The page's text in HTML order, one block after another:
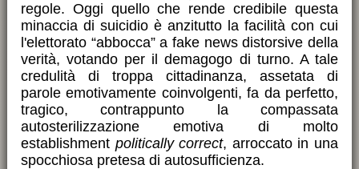
regole. Oggi quello che rende credibile questa
minaccia di suicidio è anzitutto la facilità con cui
l'elettorato “abbocca” a fake news distorsive della
verità, votando per il demagogo di turno. A tale
credulità di troppa cittadinanza, assetata di
parole emotivamente coinvolgenti, fa da perfetto,
tragico, contrappunto la compassata
autosterilizzazione emotiva di molto
establishment politically correct, arroccato in una
spocchiosa pretesa di autosufficienza.